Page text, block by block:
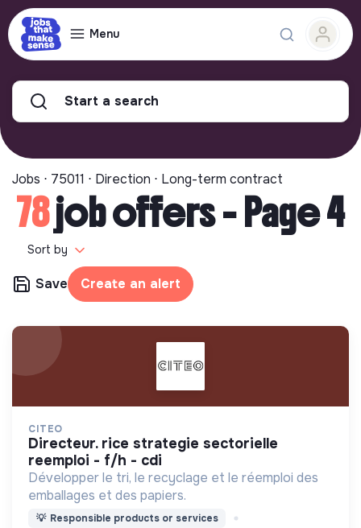
Menu
Start a search
Jobs ⋅ 75011 ⋅ Direction ⋅ Long-term contract
78job offers - Page 4
Sort by
Save Create an alert
CITEO
directeur. rice strategie sectorielle
reemploi - f/h - cdi
Développer le tri, le recyclage et le réemploi des
emballages et des papiers.
💡 Responsible products or services